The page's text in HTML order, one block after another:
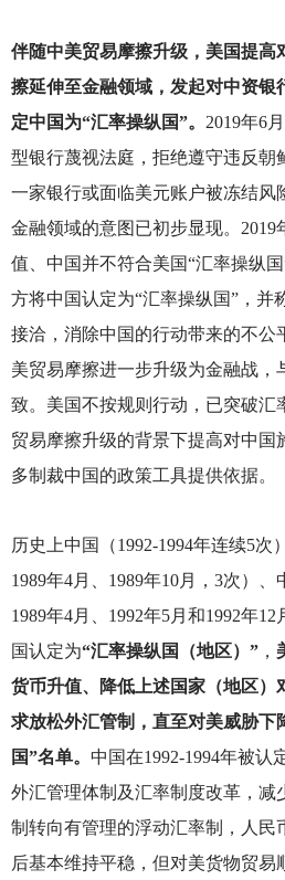
伴随中美贸易摩擦升级，美国提高
擦延伸至金融领域，发起对中资银
定中国为“汇率操纵国”。 2019年6
型银行蔑视法庭，拒绝遵守违反朝
一家银行或面临美元账户被冻结风
金融领域的意图已初步显现。2019
值、中国并不符合美国“汇率操纵
方将中国认定为“汇率操纵国”，并
接洽，消除中国的行动带来的不公
美贸易摩擦进一步升级为金融战，
致。美国不按规则行动，已突破汇
贸易摩擦升级的背景下提高对中国
多制裁中国的政策工具提供依据。
历史上中国（1992-1994年连续5次
1989年4月、1989年10月，3次）、
1989年4月、1992年5月和1992年
国认定为“汇率操纵国（地区）”，
货币升值、降低上述国家（地区）
求放松外汇管制，直至对美威胁下
国”名单。 中国在1992-1994年被认
外汇管理体制及汇率制度改革，减
制转向有管理的浮动汇率制，人民
后基本维持平稳，但对美货物贸易